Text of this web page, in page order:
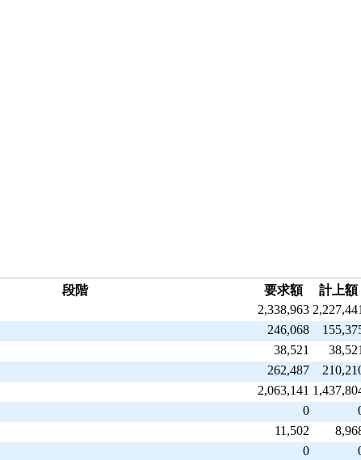
段階 要求額
計上額
2,338,963 2,227,441
246,068
38,521
38,521
262,487
2,063,141
0
11,502
0